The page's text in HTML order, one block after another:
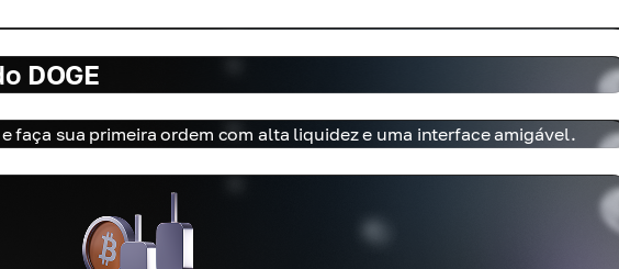
DOGE
faça sua primeira ordem com alta liquidez e uma interface amigável.